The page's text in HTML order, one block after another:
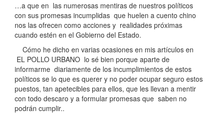
…a que en las numerosas mentiras de nuestros políticos
con sus promesas incumplidas que huelen a cuento chino
nos las ofrecen como acciones y realidades próximas
cuando estén en el Gobierno del Estado.
Cómo he dicho en varias ocasiones en mis artículos en
EL POLLO URBANO lo sé bien porque aparte de
informarme diariamente de los incumplimientos de estos
políticos se lo que es querer y no poder ocupar seguro estos
puestos, tan apetecibles para ellos, que les llevan a mentir
con todo descaro y a formular promesas que saben no
podrán cumplir..